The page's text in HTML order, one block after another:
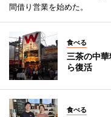
間借り営業を始めた。
食べる
三茶の中
ら復活
食べる